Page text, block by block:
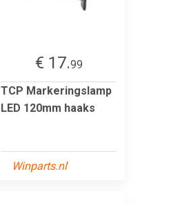
€ 17.99
TCP Markeringslamp
LED 120mm haaks
Winparts.nl